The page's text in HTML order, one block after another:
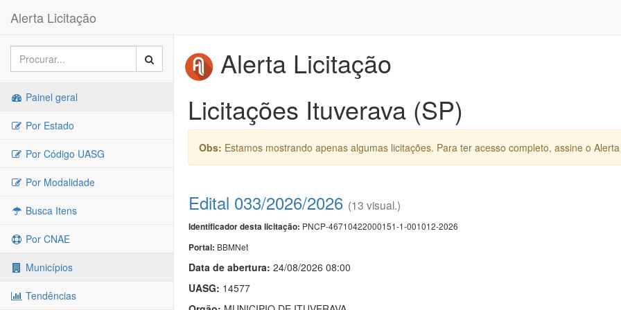
Alerta Licitação
Painel geral
Por Estado
Por Código UASG
Por Modalidade
Busca Itens
Por CNAE
Municípios
Tendências
Alerta Licitação
Licitações Ituverava (SP)
Obs: Estamos mostrando apenas algumas licitações. Para ter acesso completo, assine o
Edital 033/2026/2026 (13 visual.)
Identificador desta licitação: PNCP-46710422000151-1-001012-2026
Portal: BBMNet
Data de abertura: 24/08/2026 08:00
UASG: 14577